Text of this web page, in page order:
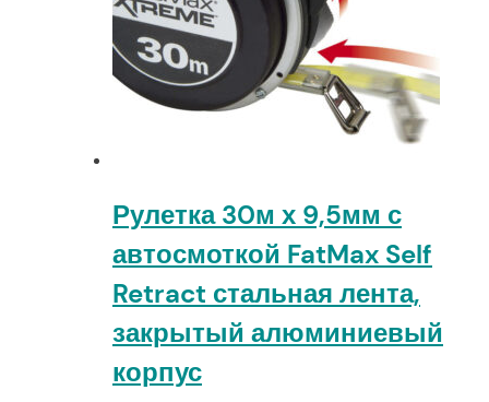
Рулетка 30м х 9,5мм с
автосмоткой FatMax Self
Retract стальная лента,
закрытый алюминиевый
корпус